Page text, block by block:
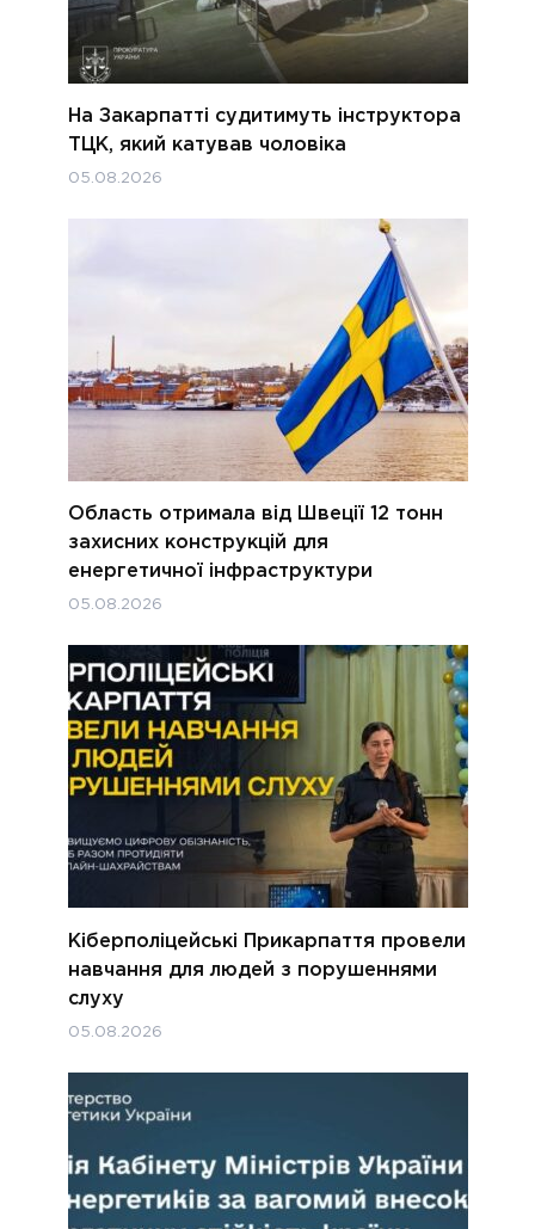
На Закарпатті судитимуть інструктора
ТЦК, який катував чоловіка
05.08.2026
Область отримала від Швеції 12 тонн
захисних конструкцій для
енергетичної інфраструктури
05.08.2026
Кіберполіцейські Прикарпаття провели
навчання для людей з порушеннями
слуху
05.08.2026